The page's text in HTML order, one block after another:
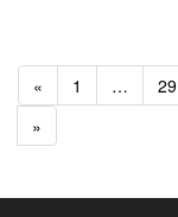
« 1 … 29
»